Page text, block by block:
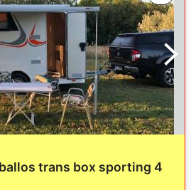
trans box sporting 4